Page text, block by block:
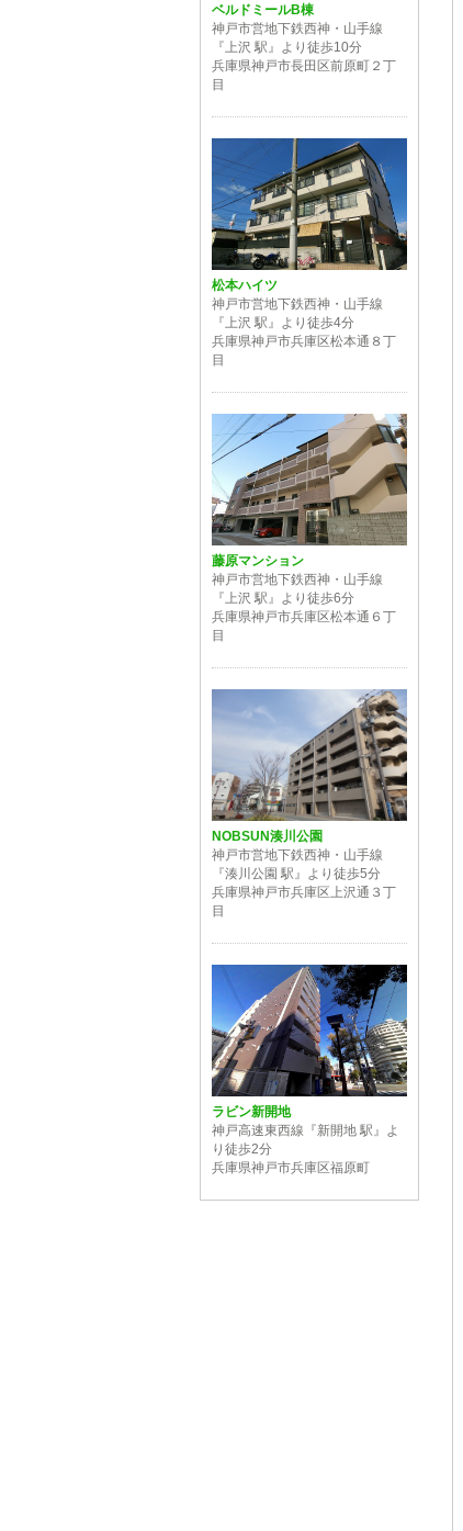
ベルドミールB棟
神戸市営地下鉄西神・山手線
『上沢 駅』より徒歩10分
兵庫県神戸市長田区前原町２丁
目
松本ハイツ
神戸市営地下鉄西神・山手線
『上沢 駅』より徒歩4分
兵庫県神戸市兵庫区松本通８丁
目
藤原マンション
神戸市営地下鉄西神・山手線
『上沢 駅』より徒歩6分
兵庫県神戸市兵庫区松本通６丁
目
NOBSUN湊川公園
神戸市営地下鉄西神・山手線
『湊川公園 駅』より徒歩5分
兵庫県神戸市兵庫区上沢通３丁
目
ラビン新開地
神戸高速東西線『新開地 駅』よ
り徒歩2分
兵庫県神戸市兵庫区福原町